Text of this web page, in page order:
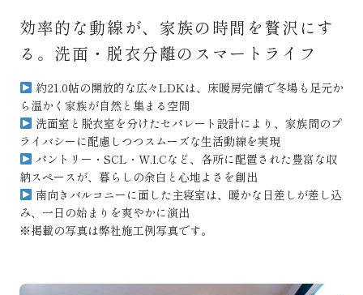
効率的な動線が、家族の時間を贅沢にす
る。洗面・脱衣分離のスマートライフ
約21.0帖の開放的な広々LDKは、床暖房完備で冬場も足元か
ら温かく家族が自然と集まる空間
洗面室と脱衣室を分けたセパレート設計により、家族間のプ
ライバシーに配慮しつつスムーズな生活動線を実現
パントリー・SCL・W.I.Cなど、各所に配置された豊富な収
納スペースが、暮らしの余白と心地よさを創出
南向きバルコニーに面した主寝室は、暖かな日差しが差し込
み、一日の始まりを爽やかに演出
※掲載の写真は弊社施工例写真です。